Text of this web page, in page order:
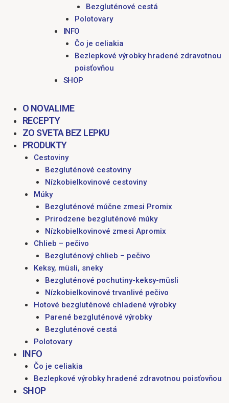
Bezgluténové cestá
Polotovary
INFO
Čo je celiakia
Bezlepkové výrobky hradené zdravotnou
poisťovňou
SHOP
O NOVALIME
RECEPTY
ZO SVETA BEZ LEPKU
PRODUKTY
Cestoviny
Bezgluténové cestoviny
Nízkobielkovinové cestoviny
Múky
Bezgluténové múčne zmesi Promix
Prirodzene bezgluténové múky
Nízkobielkovinové zmesi Apromix
Chlieb – pečivo
Bezgluténový chlieb – pečivo
Keksy, müsli, sneky
Bezgluténové pochutiny-keksy-müsli
Nízkobielkovinové trvanlivé pečivo
Hotové bezgluténové chladené výrobky
Parené bezgluténové výrobky
Bezgluténové cestá
Polotovary
INFO
Čo je celiakia
Bezlepkové výrobky hradené zdravotnou poisťovňou
SHOP